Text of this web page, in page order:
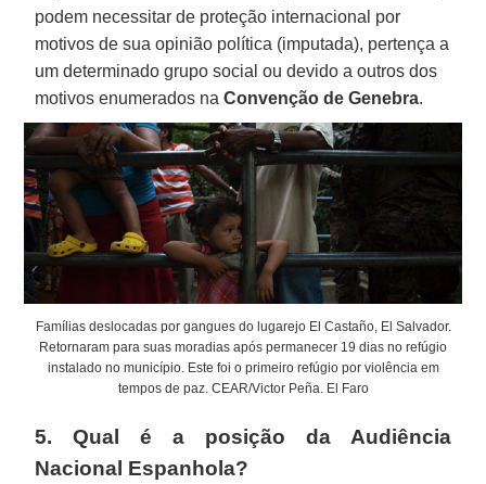
podem necessitar de proteção internacional por
motivos de sua opinião política (imputada), pertença a
um determinado grupo social ou devido a outros dos
motivos enumerados naConvenção de Genebra.
Famílias deslocadas por gangues do lugarejo El Castaño, El Salvador.
Retornaram para suas moradias após permanecer 19 dias no refúgio
instalado no município. Este foi o primeiro refúgio por violência em
tempos de paz. CEAR/Victor Peña. El Faro
5. Qual é a posição da Audiência
Nacional Espanhola?